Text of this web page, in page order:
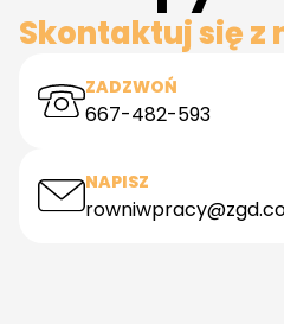
Skontaktuj się z
ZADZWOŃ
667-482-593
NAPISZ